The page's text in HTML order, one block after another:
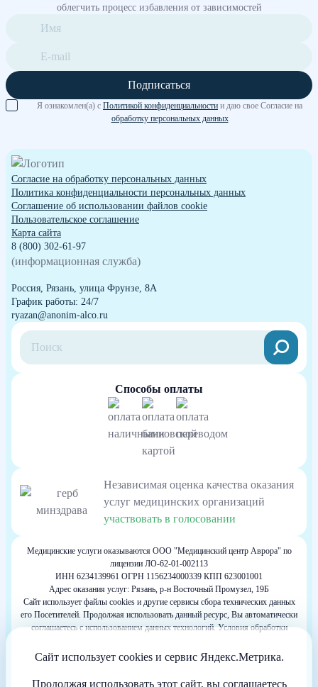
облегчить процесс избавления от зависимостей
Подписаться
Я ознакомлен(а) с Политикой конфиденциальности и даю свое Согласие на
обработку персональных данных
Согласие на обработку персональных данных
Политика конфиденциальности персональных данных
Cоглашение об использовании файлов cookie
Пользовательское соглашение
Карта сайта
8 (800) 302-61-97
(информационная служба)
Россия, Рязань, улица Фрунзе, 8А
График работы: 24/7
ryazan@anonim-alco.ru
Способы оплаты
Независимая оценка качества оказания
услуг медицинских организаций
участвовать в голосовании
Медицинские услуги оказываются ООО "Медицинский центр Аврора" по
лицензии ЛО-62-01-002113
ИНН 6234139961 ОГРН 1156234000339 КПП 623001001
Адрес оказания услуг: Рязань, р-н Восточный Промузел, 19Б
Сайт использует файлы cookies и другие сервисы сбора технических данных
его Посетителей. Продолжая использовать данный ресурс, Вы автоматически
соглашаетесь с использованием данных технологий. Условия обработки
согласны с подобными условиями, просим покинуть наш Сайт.
Весь контент, размещенный на информационном ресурсе, предназначен для
личного ознакомления и не является офертой
Сайт использует cookies и сервис Яндекс.Метрика.
Продолжая использовать этот сайт, вы соглашаетесь